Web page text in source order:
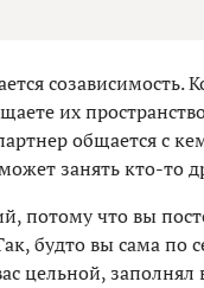
созависимость.
их
общается с
занять кто-то
потому что вы
будто вы сама по
цельной, заполнял